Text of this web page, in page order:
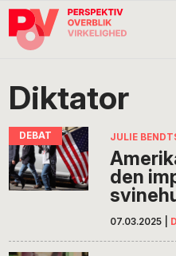
Gå
direkte
navigation
Skip
indhold
Gå
direkte
POV
International
Diktator
JULIE
den
07.03.2025